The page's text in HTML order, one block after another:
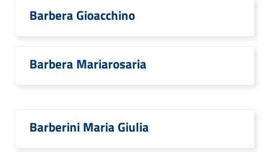
Barbera Gioacchino
Barbera Mariarosaria
Barberini Maria Giulia